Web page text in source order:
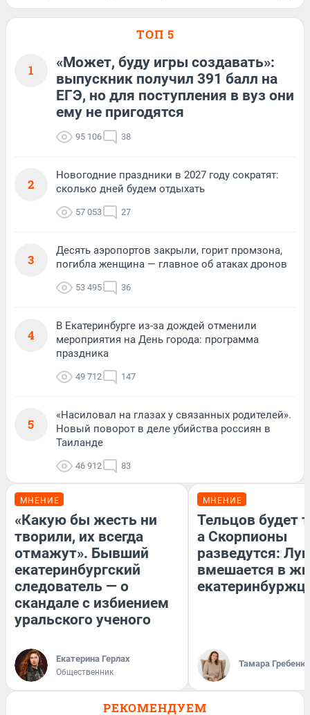
ТОП 5
1
«Может, буду игры создавать»:
выпускник получил 391 балл на
ЕГЭ, но для поступления в вуз они
ему не пригодятся
95 106 38
2
Новогодние праздники в 2027 году сократят:
сколько дней будем отдыхать
57 053 27
3
Десять аэропортов закрыли, горит промзона,
погибла женщина — главное об атаках дронов
53 495 36
4
В Екатеринбурге из-за дождей отменили
мероприятия на День города: программа
праздника
49 712 147
5
«Насиловал на глазах у связанных родителей».
Новый поворот в деле убийства россиян в
Таиланде
46 912 83
МНЕНИЕ
«Какую бы жесть ни
творили, их всегда
отмажут». Бывший
екатеринбургский
следователь — о
скандале с избиением
уральского ученого
Екатерина Герлах
Общественник
МНЕНИЕ
Тельцов будет
а Скорпионы
разведутся:
вмешается в
Тамара
РЕКОМЕНДУЕМ